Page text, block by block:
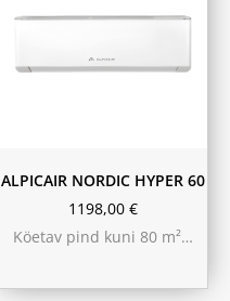
ALPICAIR NORDIC HYPER 60
1198,00 €
Köetav pind kuni 80 m²…